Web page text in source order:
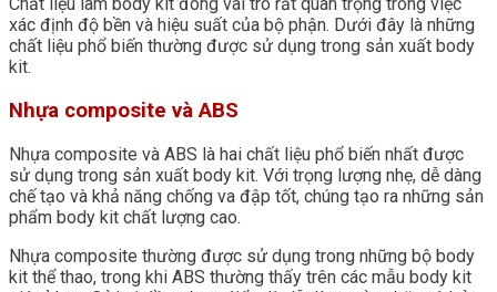
Chất liệu làm body kit đóng vai trò rất quan trọng trong việc
xác định độ bền và hiệu suất của bộ phận. Dưới đây là những
chất liệu phổ biến thường được sử dụng trong sản xuất body
kit.
Nhựa composite và ABS
Nhựa composite và ABS là hai chất liệu phổ biến nhất được
sử dụng trong sản xuất body kit. Với trọng lượng nhẹ, dễ dàng
chế tạo và khả năng chống va đập tốt, chúng tạo ra những sản
phẩm body kit chất lượng cao.
Nhựa composite thường được sử dụng trong những bộ body
kit thể thao, trong khi ABS thường thấy trên các mẫu body kit